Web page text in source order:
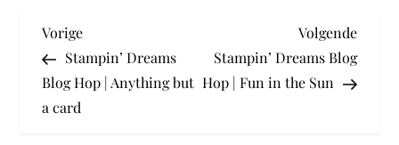
B
e
r
Vorig
bericht
Vorige
Stampin’ Dreams
Blog Hop | Anything but
a card
Volgende
Stampin’ Dreams Blog
Hop | Fun in the Sun